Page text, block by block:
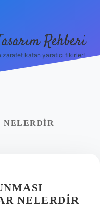
Rehberi
zarafet katan yaratıcı fikirler!
NELERDIR